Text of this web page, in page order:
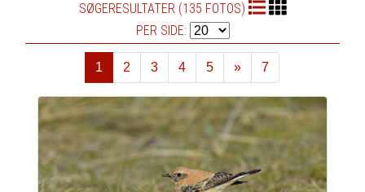
SØGERESULTATER (135 FOTOS)
PER SIDE:
1 2 3 4 5
»
Næste
7